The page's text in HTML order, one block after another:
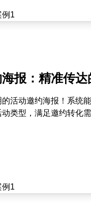
报：精准传
活动邀约海报！系统
动类型，满足邀约转化需